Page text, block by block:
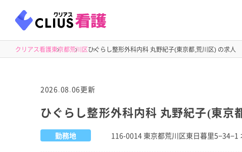
クリアス看護東京都荒川区ひぐらし整形外科内科 丸野紀子(東京都,荒川区) の求人
2026.08.06更新
ひぐらし整形外科内科 丸野紀子(東京
勤務地 116-0014 東京都荒川区東日暮里5−34−1